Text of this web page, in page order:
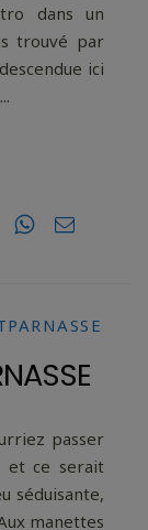
dans un
trouvé par
ici
passer
et ce serait
séduisante,
manettes